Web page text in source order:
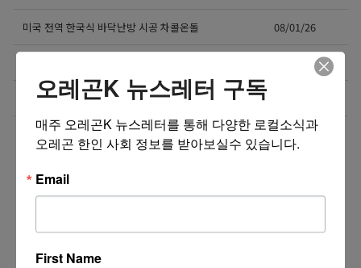
미국 전역 한국식 바닥난방 시공 차콜온돌 08/01/26
08/01/26
4050 해외 한인 소통방 입니다.
더보기 >>
오레곤K 뉴스레터 구독
매주 오레곤K 뉴스레터를 통해 다양한 로컬소식과
오레곤 한인 사회 정보를 받아보실수 있습니다.
Email
First Name